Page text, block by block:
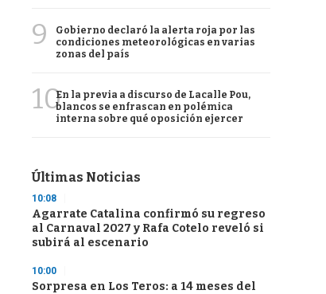
9
Gobierno declaró la alerta roja por las
condiciones meteorológicas en varias
zonas del país
10En la previa a discurso de Lacalle Pou,
blancos se enfrascan en polémica
interna sobre qué oposición ejercer
Últimas Noticias
10:08
Agarrate Catalina confirmó su regreso
al Carnaval 2027 y Rafa Cotelo reveló si
subirá al escenario
10:00
Sorpresa en Los Teros: a 14 meses del